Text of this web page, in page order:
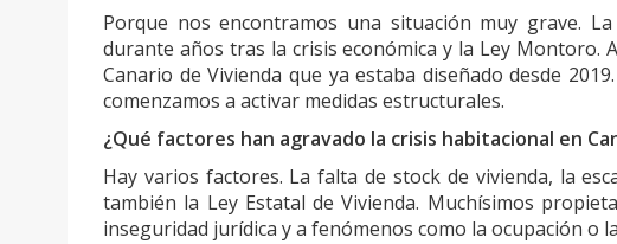
Porque nos encontramos una situación muy grave.
durante años tras la crisis económica y la Ley Montoro.
Canario de Vivienda que ya estaba diseñado desde
comenzamos a activar medidas estructurales.
¿Qué factores han agravado la crisis habitacional en
Hay varios factores. La falta de stock de vivienda, la
también la Ley Estatal de Vivienda. Muchísimos
inseguridad jurídica y a fenómenos como la ocupación o